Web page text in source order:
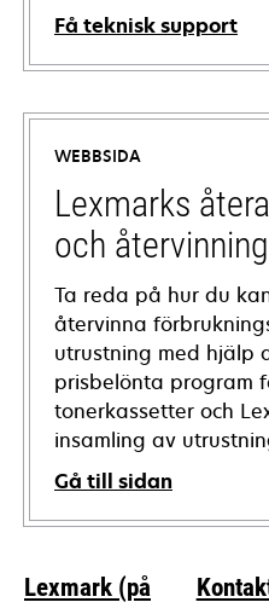
Få teknisk support
opens
in
new
tab
WEBBSIDA
Lexmarks
och
Ta reda på hur du
återvinna
utrustning med hjälp
prisbelönta program
tonerkassetter och
insamling av
Gå till sidan
Lexmark (på